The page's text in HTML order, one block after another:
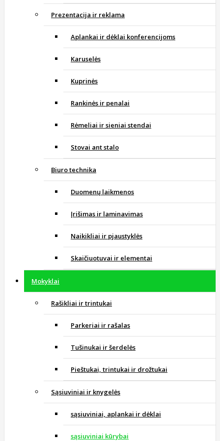
Prezentacija ir reklama
Aplankai ir dėklai konferencijoms
Karuselės
Kuprinės
Rankinės ir penalai
Rėmeliai ir sieniai stendai
Stovai ant stalo
Biuro technika
Duomenų laikmenos
Įrišimas ir laminavimas
Naikikliai ir pjaustyklės
Skaičiuotuvai ir elementai
Mokyklai
Rašikliai ir trintukai
Parkeriai ir rašalas
Tušinukai ir šerdelės
Pieštukai, trintukai ir drožtukai
Sąsiuviniai ir knygelės
sąsiuviniai, aplankai ir dėklai
sąsiuviniai kūrybai